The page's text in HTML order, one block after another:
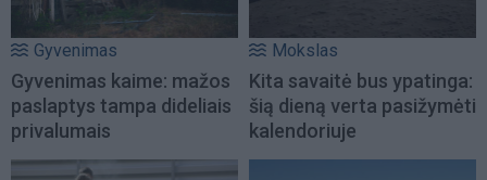
Gyvenimas
Gyvenimas kaime: mažos
paslaptys tampa dideliais
privalumais
Mokslas
Kita savaitė bus ypatinga:
šią dieną verta pasižymėti
kalendoriuje